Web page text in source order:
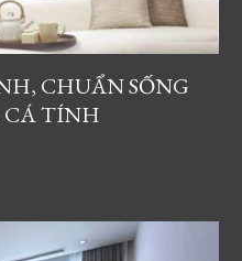
CHUẨN SỐNG
CÁ TÍNH